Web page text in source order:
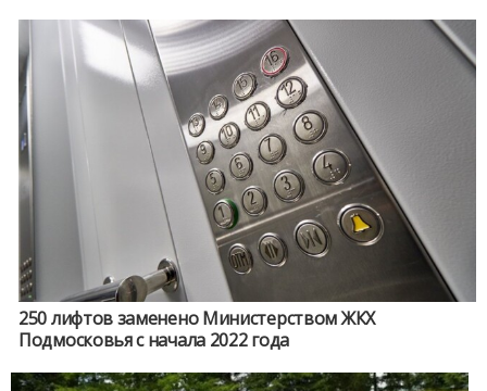
250 лифтов заменено Министерством ЖКХ
Подмосковья с начала 2022 года